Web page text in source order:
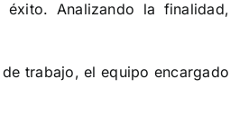
Analizando la finalidad,
trabajo, el equipo encargado